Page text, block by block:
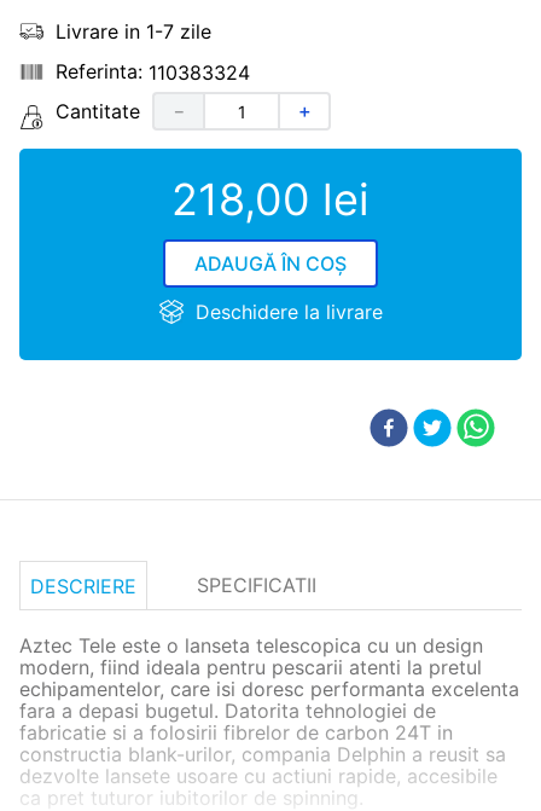
Livrare in 1-7 zile
110383324
Cantitate
＋
－
218,00 lei
ADAUGĂ ÎN COȘ
Deschidere la livrare
DESCRIERE SPECIFICATII
Aztec Tele este o lanseta telescopica cu un design
modern, fiind ideala pentru pescarii atenti la pretul
echipamentelor, care isi doresc performanta excelenta
fara a depasi bugetul. Datorita tehnologiei de
fabricatie si a folosirii fibrelor de carbon 24T in
constructia blank-urilor, compania Delphin a reusit sa
dezvolte lansete usoare cu actiuni rapide, accesibile
ca pret tuturor iubitorilor de spinning.